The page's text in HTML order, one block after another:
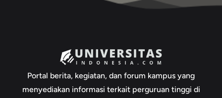
Portal berita, kegiatan, dan forum kampus yang
menyediakan informasi terkait perguruan tinggi di